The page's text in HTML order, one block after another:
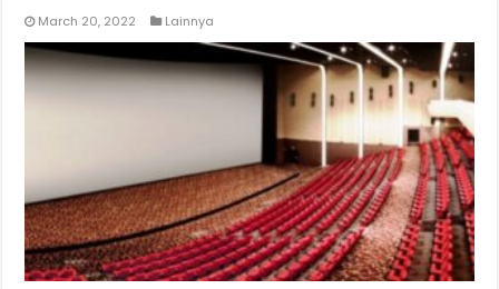
March 20, 2022 Lainnya